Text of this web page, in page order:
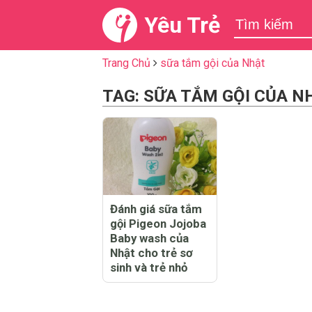
Yêu Trẻ
Trang Chủ sữa tắm gội của Nhật
TAG: SỮA TẮM GỘI CỦA
Đánh giá sữa tắm
gội Pigeon Jojoba
Baby wash của
Nhật cho trẻ sơ
sinh và trẻ nhỏ